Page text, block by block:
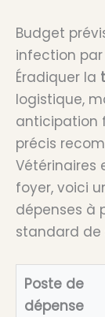
Budget
infection
Éradiquer la
logistique,
anticipation
précis
Vétérinaires
foyer, voici
dépenses à
standard de
Poste de
dépense